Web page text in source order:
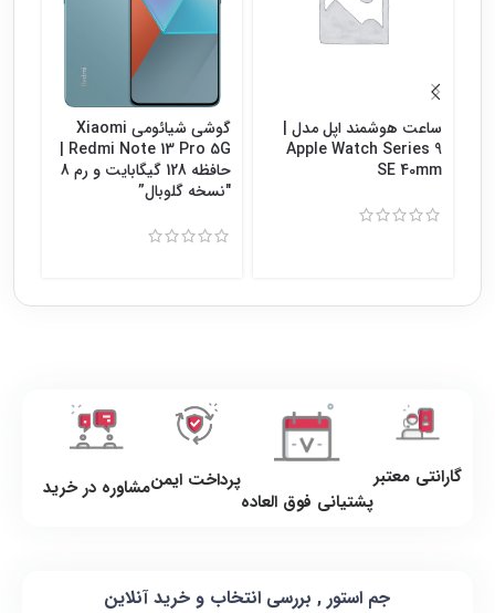
ساعت هوشمند اپل مدل |
Apple Watch Series 9
SE 40mm
گوشی شیائومی Xiaomi
Redmi Note 13 Pro 5G |
حافظه 128 گیگابایت و رم 8
″نسخه گلوبال”
گارانتی معتبر
پشتیانی فوق العاده
پرداخت ایمنمشاوره در خرید
جم استور , بررسی انتخاب و خرید آنلاین